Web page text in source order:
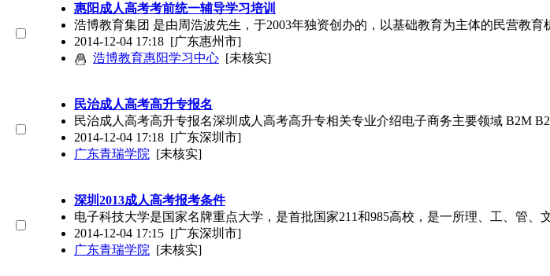
惠阳成人高考考前统一辅导学习培训
浩博教育集团 是由周浩波先生，于2003年独资创办的，以基础教育为主体的民营教
2014-12-04 17:18 [广东惠州市]
浩博教育惠阳学习中心 [未核实]
民治成人高考高升专报名
民治成人高考高升专报名深圳成人高考高升专相关专业介绍电子商务主要领域 B2M
2014-12-04 17:18 [广东深圳市]
广东青瑞学院 [未核实]
深圳2013成人高考报考条件
电子科技大学是国家名牌重点大学，是首批国家211和985高校，是一所理、工、管
2014-12-04 17:15 [广东深圳市]
广东青瑞学院 [未核实]